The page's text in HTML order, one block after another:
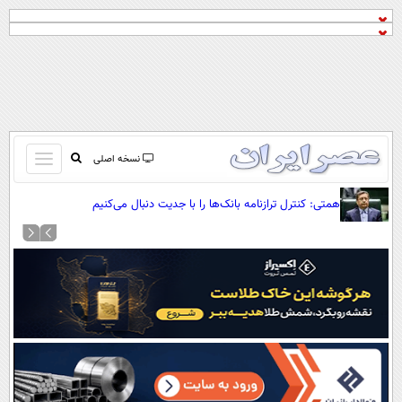
نسخه اصلی
باز
و
کردن
منو
صفحه اول
آرشیو
نظرسنجی
آب و هوا
اوقات شرعی
سواد زندگی
همتی: کنترل ترازنامه بانک‌ها را با جدیت دنبال می‌کنیم